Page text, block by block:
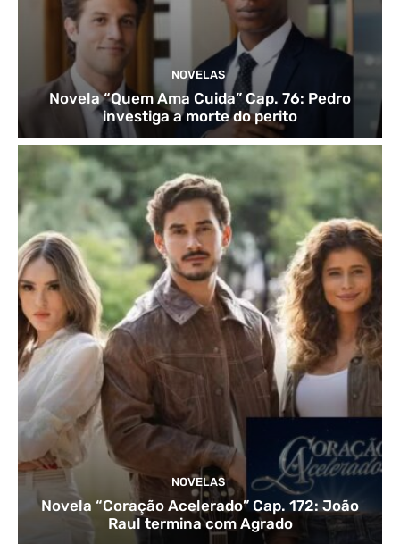
NOVELAS
Novela “Quem Ama Cuida” Cap. 76: Pedro
investiga a morte do perito
NOVELAS
Novela “Coração Acelerado” Cap. 172: João
Raul termina com Agrado